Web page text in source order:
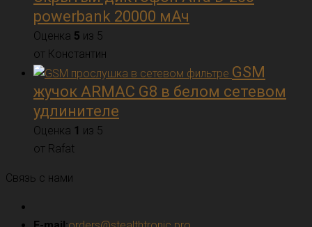
powerbank 20000 мАч
Оценка 5 из 5
от Константин
GSM
жучок ARMAC G8 в белом сетевом
удлинителе
Оценка 1 из 5
от Rafat
Связь с нами